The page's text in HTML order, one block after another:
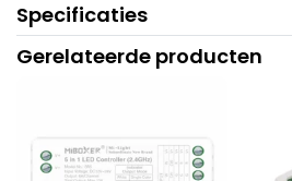
Specificaties
Gerelateerde producten